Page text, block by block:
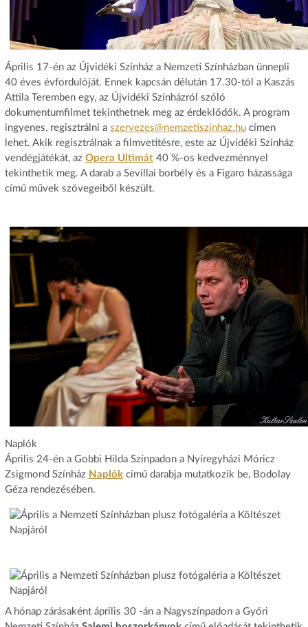
Április 17-én az Újvidéki Színház a Nemzeti Színházban ünnepli
40 éves évfordulóját. Ennek kapcsán délután 17.30-tól a Kaszás
Attila Teremben egy, az Újvidéki Színházról szóló
dokumentumfilmet tekinthetnek meg az érdeklődők. A program
ingyenes, regisztrálni a szervezes@nemzetiszinhaz.hucímen
lehet. Akik regisztrálnak a filmvetítésre, este az Újvidéki Színház
vendégjátékát, az Opera Ultimát40 %-os kedvezménnyel
tekinthetik meg. A darab a Sevillai borbély és a Figaro házassága
című művek szövegeiből készült.
Naplók
Április 24-én a Gobbi Hilda Színpadon a Nyíregyházi Móricz
Zsigmond Színház Naplókcímű darabja mutatkozik be, Bodolay
Géza rendezésében.
A hónap zárásaként április 30 -án a Nagyszínpadon a Győri